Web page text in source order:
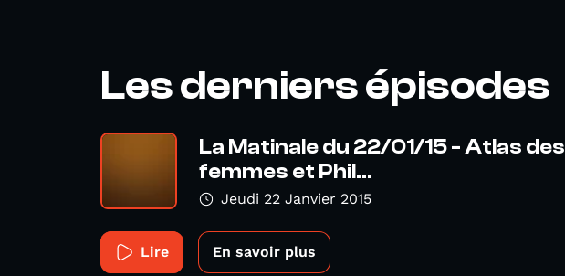
Les derniers épisodes
La Matinale du 22/01/15 - Atlas des
femmes et Phil...
Jeudi 22 Janvier 2015
Lire En savoir plus